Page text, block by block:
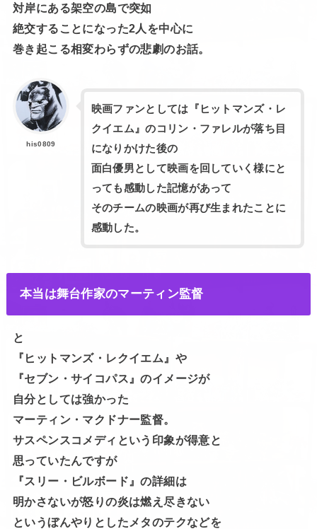
対岸にある架空の島で突如
絶交することになった2人を中心に
巻き起こる相変わらずの悲劇のお話。
his0809
映画ファンとしては『ヒットマンズ・レ
クイエム』のコリン・ファレルが落ち目
になりかけた後の
面白優男として映画を回していく様にと
っても感動した記憶があって
そのチームの映画が再び生まれたことに
感動した。
本当は舞台作家のマーティン監督
と
『ヒットマンズ・レクイエム』や
『セブン・サイコパス』のイメージが
自分としては強かった
マーティン・マクドナー監督。
サスペンスコメディという印象が得意と
思っていたんですが
『スリー・ビルボード』の詳細は
明かさないが怒りの炎は燃え尽きない
というぼんやりとしたメタのテクなどを